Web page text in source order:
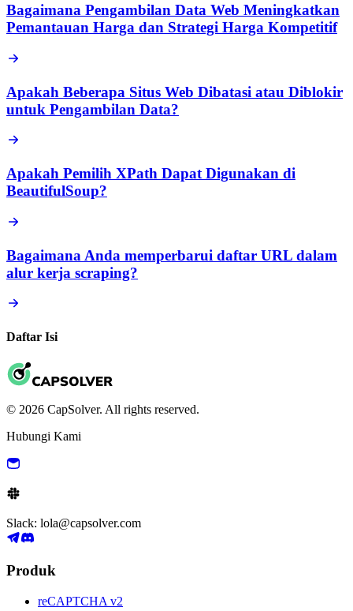
Bagaimana Pengambilan Data Web Meningkatkan
Pemantauan Harga dan Strategi Harga Kompetitif
Apakah Beberapa Situs Web Dibatasi atau Diblokir
untuk Pengambilan Data?
Apakah Pemilih XPath Dapat Digunakan di
BeautifulSoup?
Bagaimana Anda memperbarui daftar URL dalam
alur kerja scraping?
Daftar Isi
© 2026 CapSolver. All rights reserved.
Hubungi Kami
Slack: lola@capsolver.com
Produk
reCAPTCHA v2